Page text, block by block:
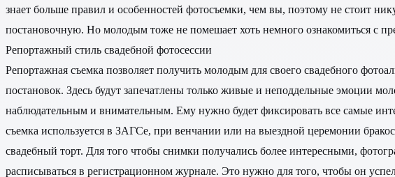
знает больше правил и особенностей фотосъемки, чем вы, поэтому не стоит
постановочную. Но молодым тоже не помешает хоть немного ознакомиться с
Репортажный стиль свадебной фотосессии
Репортажная съемка позволяет получить молодым для своего свадебного
постановок. Здесь будут запечатлены только живые и неподдельные эмоции
наблюдательным и внимательным. Ему нужно будет фиксировать все самые
съемка используется в ЗАГСе, при венчании или на выездной церемонии
свадебный торт. Для того чтобы снимки получались более интересными,
расписываться в регистрационном журнале. Это нужно для того, чтобы он